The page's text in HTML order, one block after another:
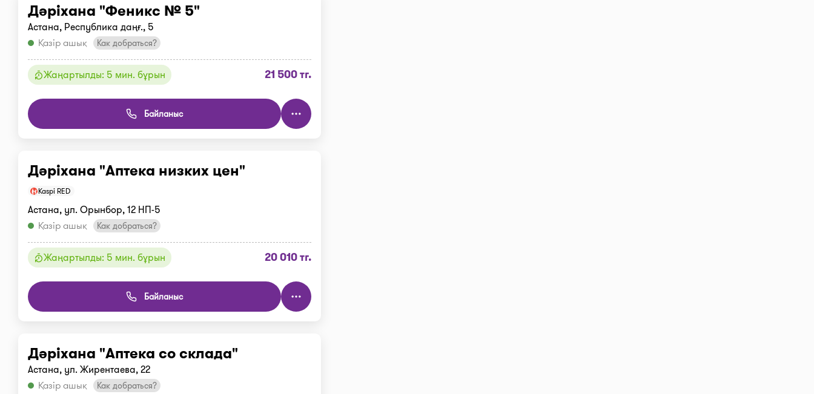
Дәріхана "Феникс № 5"
Астана, Республика даңғ., 5
Қазір ашық
Как добраться?
Жаңартылды: 5 мин. бұрын 21 500 тг.
Байланыс
Дәріхана "Аптека низких цен"
Kaspi RED
Астана, ул. Орынбор, 12 НП-5
Қазір ашық
Как добраться?
Жаңартылды: 5 мин. бұрын 20 010 тг.
Байланыс
Дәріхана "Аптека со склада"
Астана, ул. Жирентаева, 22
Қазір ашық
Как добраться?